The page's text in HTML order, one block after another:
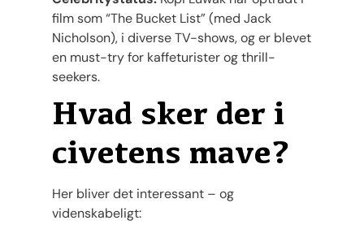
film som “The Bucket List” (med Jack
Nicholson), i diverse TV-shows, og er blevet
en must-try for kaffeturister og thrill-
seekers.
Hvad sker der i
civetens mave?
Her bliver det interessant – og
videnskabeligt: